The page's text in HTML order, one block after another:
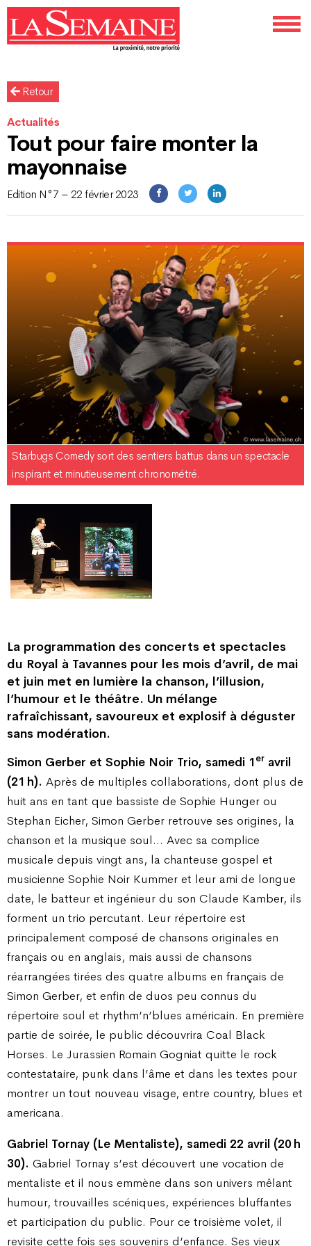
Retour
Actualités
Tout pour faire monter la
mayonnaise
Edition N°7 – 22 février 2023
Starbugs Comedy sort des sentiers battus dans un spectacle
inspirant et minutieusement chronométré.
La programmation des concerts et spectacles
du Royal à Tavannes pour les mois d’avril, de mai
et juin met en lumière la chanson, l’illusion,
l’humour et le théâtre. Un mélange
rafraîchissant, savoureux et explosif à déguster
sans modération.
Simon Gerber et Sophie Noir Trio, samedi 1er avril
(21 h). Après de multiples collaborations, dont plus de
huit ans en tant que bassiste de Sophie Hunger ou
Stephan Eicher, Simon Gerber retrouve ses origines, la
chanson et la musique soul… Avec sa complice
musicale depuis vingt ans, la chanteuse gospel et
musicienne Sophie Noir Kummer et leur ami de longue
date, le batteur et ingénieur du son Claude Kamber, ils
forment un trio percutant. Leur répertoire est
principalement composé de chansons originales en
français ou en anglais, mais aussi de chansons
réarrangées tirées des quatre albums en français de
Simon Gerber, et enfin de duos peu connus du
répertoire soul et rhythm’n’blues américain. En première
partie de soirée, le public découvrira Coal Black
Horses. Le Jurassien Romain Gogniat quitte le rock
contestataire, punk dans l’âme et dans les textes pour
montrer un tout nouveau visage, entre country, blues et
americana.
Gabriel Tornay (Le Mentaliste), samedi 22 avril (20 h
30). Gabriel Tornay s’est découvert une vocation de
mentaliste et il nous emmène dans son univers mêlant
humour, trouvailles scéniques, expériences bluffantes
et participation du public. Pour ce troisième volet, il
revisite cette fois ses souvenirs d’enfance. Ses vieux